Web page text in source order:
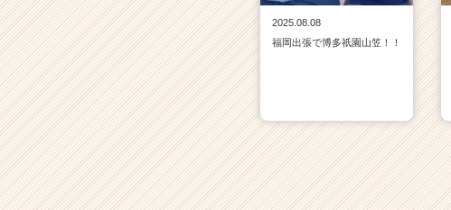
2025.08.08
福岡出張で博多祇園山笠！！